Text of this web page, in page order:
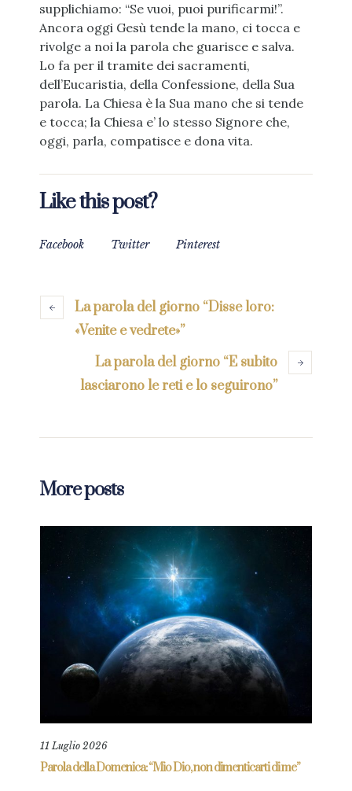
supplichiamo: “Se vuoi, puoi purificarmi!”.
Ancora oggi Gesù tende la mano, ci tocca e
rivolge a noi la parola che guarisce e salva.
Lo fa per il tramite dei sacramenti,
dell’Eucaristia, della Confessione, della Sua
parola. La Chiesa è la Sua mano che si tende
e tocca; la Chiesa e’ lo stesso Signore che,
oggi, parla, compatisce e dona vita.
Like this post?
Facebook Twitter Pinterest
La parola del giorno “Disse loro:
«Venite e vedrete»”
La parola del giorno “E subito
lasciarono le reti e lo seguirono”
More posts
11 Luglio 2026
Parola della Domenica: “Mio Dio, non dimenticarti di me”